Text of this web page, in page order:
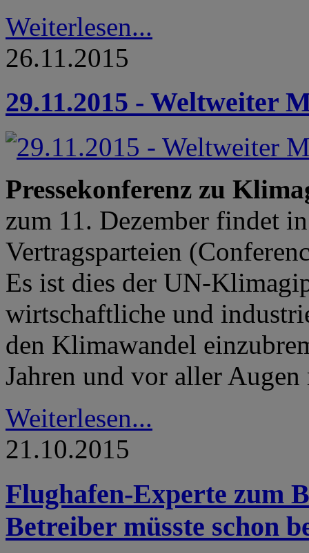
Weiterlesen...
26.11.2015
29.11.2015 - Weltweiter
Pressekonferenz zu
zum 11. Dezember findet
Vertragsparteien
Es ist dies der UN-
wirtschaftliche und
den Klimawandel
Jahren und vor aller
Weiterlesen...
21.10.2015
Flughafen-Experte zum
Betreiber müsste schon